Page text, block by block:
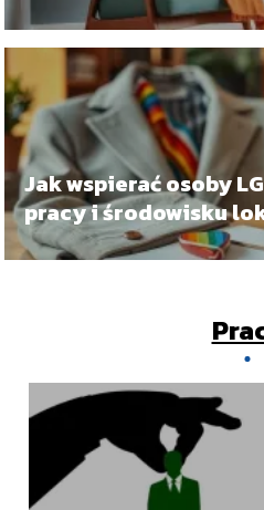
Jak wspierać osoby
pracy i środowisku